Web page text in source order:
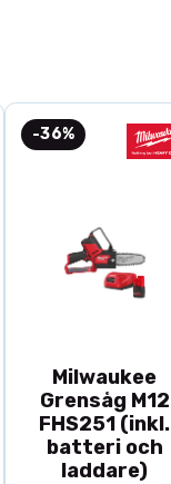
-36%
Milwaukee
Grensåg M12
FHS251 (inkl.
batteri och
laddare)